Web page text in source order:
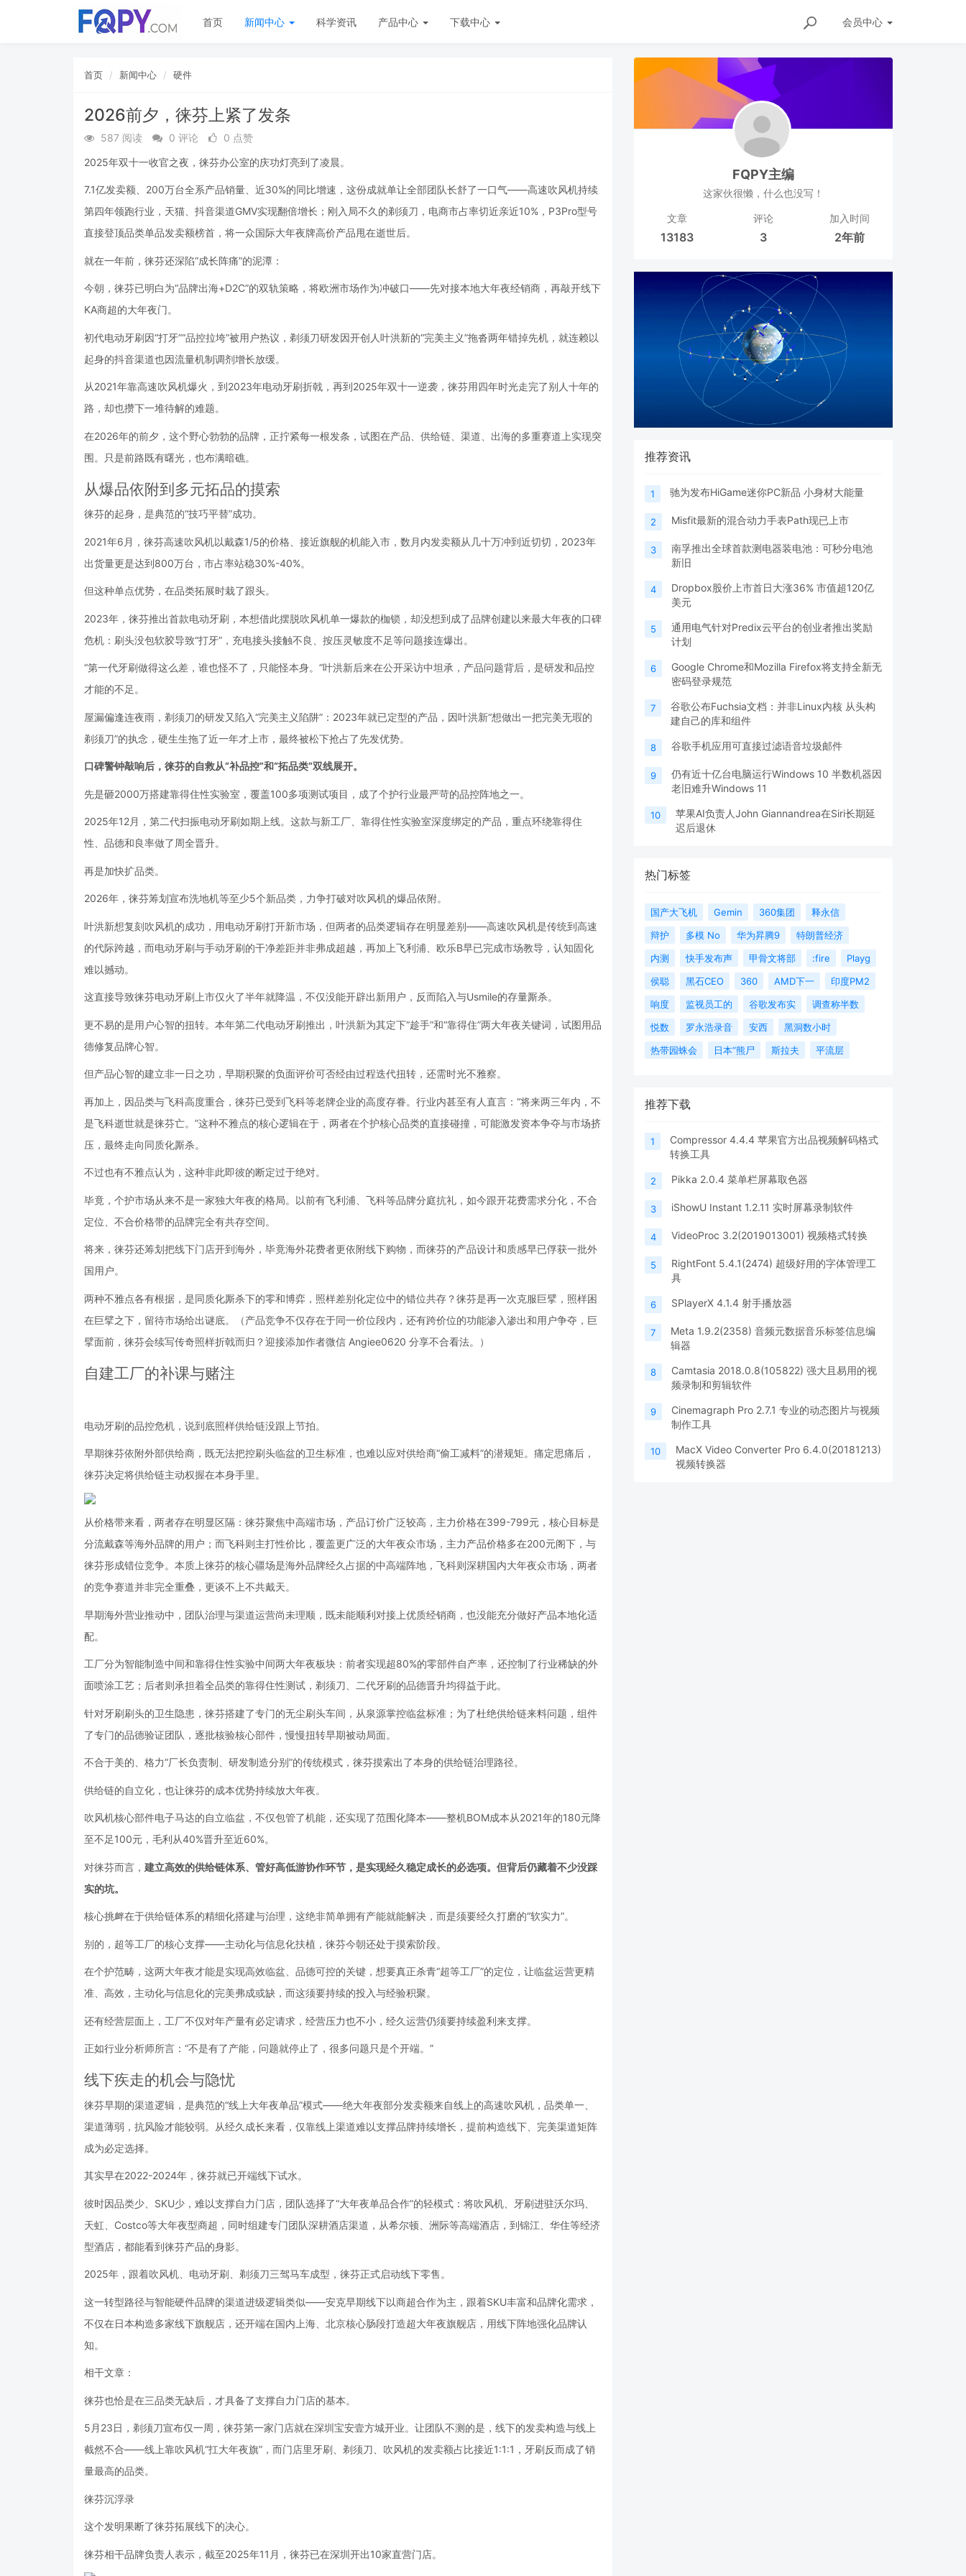
会员中心
首页 新闻中心 科学资讯 产品中心 下载中心
首页 新闻中心 硬件
2026前夕，徕芬上紧了发条
587 阅读 0 评论
0 点赞
2025年双十一收官之夜，徕芬办公室的庆功灯亮到了凌晨。
7.1亿发卖额、200万台全系产品销量、近30%的同比增速，这份成就单让全部团队长舒了一口气——高速吹风机持续
第四年领跑行业，天猫、抖音渠道GMV实现翻倍增长；刚入局不久的剃须刀，电商市占率切近亲近10%，P3Pro型号
直接登顶品类单品发卖额榜首，将一众国际大年夜牌高价产品甩在逝世后。
就在一年前，徕芬还深陷“成长阵痛”的泥潭：
今朝，徕芬已明白为“品牌出海+D2C”的双轨策略，将欧洲市场作为冲破口——先对接本地大年夜经销商，再敲开线下
KA商超的大年夜门。
初代电动牙刷因“打牙”“品控拉垮”被用户热议，剃须刀研发因开创人叶洪新的“完美主义”拖沓两年错掉先机，就连赖以
起身的抖音渠道也因流量机制调剂增长放缓。
从2021年靠高速吹风机爆火，到2023年电动牙刷折戟，再到2025年双十一逆袭，徕芬用四年时光走完了别人十年的
路，却也攒下一堆待解的难题。
在2026年的前夕，这个野心勃勃的品牌，正拧紧每一根发条，试图在产品、供给链、渠道、出海的多重赛道上实现突
围。只是前路既有曙光，也布满暗礁。
从爆品依附到多元拓品的摸索
徕芬的起身，是典范的“技巧平替”成功。
2021年6月，徕芬高速吹风机以戴森1/5的价格、接近旗舰的机能入市，数月内发卖额从几十万冲到近切切，2023年
出货量更是达到800万台，市占率站稳30%-40%。
但这种单点优势，在品类拓展时栽了跟头。
2023年，徕芬推出首款电动牙刷，本想借此摆脱吹风机单一爆款的枷锁，却没想到成了品牌创建以来最大年夜的口碑
危机：刷头没包软胶导致“打牙”，充电接头接触不良、按压灵敏度不足等问题接连爆出。
“第一代牙刷做得这么差，谁也怪不了，只能怪本身。”叶洪新后来在公开采访中坦承，产品问题背后，是研发和品控
才能的不足。
屋漏偏逢连夜雨，剃须刀的研发又陷入“完美主义陷阱”：2023年就已定型的产品，因叶洪新“想做出一把完美无瑕的
剃须刀”的执念，硬生生拖了近一年才上市，最终被松下抢占了先发优势。
口碑警钟敲响后，徕芬的自救从“补品控”和“拓品类”双线展开。
先是砸2000万搭建靠得住性实验室，覆盖100多项测试项目，成了个护行业最严苛的品控阵地之一。
2025年12月，第二代扫振电动牙刷如期上线。这款与新工厂、靠得住性实验室深度绑定的产品，重点环绕靠得住
性、品德和良率做了周全晋升。
再是加快扩品类。
2026年，徕芬筹划宣布洗地机等至少5个新品类，力争打破对吹风机的爆品依附。
叶洪新想复刻吹风机的成功，用电动牙刷打开新市场，但两者的品类逻辑存在明显差别——高速吹风机是传统到高速
的代际跨越，而电动牙刷与手动牙刷的干净差距并非弗成超越，再加上飞利浦、欧乐B早已完成市场教导，认知固化
难以撼动。
这直接导致徕芬电动牙刷上市仅火了半年就降温，不仅没能开辟出新用户，反而陷入与Usmile的存量厮杀。
更不易的是用户心智的扭转。本年第二代电动牙刷推出，叶洪新为其定下“趁手”和“靠得住”两大年夜关键词，试图用品
德修复品牌心智。
但产品心智的建立非一日之功，早期积聚的负面评价可否经由过程迭代扭转，还需时光不雅察。
再加上，因品类与飞科高度重合，徕芬已受到飞科等老牌企业的高度存眷。行业内甚至有人直言：“将来两三年内，不
是飞科逝世就是徕芬亡。”这种不雅点的核心逻辑在于，两者在个护核心品类的直接碰撞，可能激发资本争夺与市场挤
压，最终走向同质化厮杀。
不过也有不雅点认为，这种非此即彼的断定过于绝对。
毕竟，个护市场从来不是一家独大年夜的格局。以前有飞利浦、飞科等品牌分庭抗礼，如今跟开花费需求分化，不合
定位、不合价格带的品牌完全有共存空间。
将来，徕芬还筹划把线下门店开到海外，毕竟海外花费者更依附线下购物，而徕芬的产品设计和质感早已俘获一批外
国用户。
两种不雅点各有根据，是同质化厮杀下的零和博弈，照样差别化定位中的错位共存？徕芬是再一次克服巨擘，照样困
在巨擘之下，留待市场给出谜底。（产品竞争不仅存在于同一价位段内，还有跨价位的功能渗入渗出和用户争夺，巨
擘面前，徕芬会续写传奇照样折戟而归？迎接添加作者微信 Angiee0620 分享不合看法。）
自建工厂的补课与赌注
电动牙刷的品控危机，说到底照样供给链没跟上节拍。
早期徕芬依附外部供给商，既无法把控刷头临盆的卫生标准，也难以应对供给商“偷工减料”的潜规矩。痛定思痛后，
徕芬决定将供给链主动权握在本身手里。
从价格带来看，两者存在明显区隔：徕芬聚焦中高端市场，产品订价广泛较高，主力价格在399-799元，核心目标是
分流戴森等海外品牌的用户；而飞科则主打性价比，覆盖更广泛的大年夜众市场，主力产品价格多在200元阁下，与
徕芬形成错位竞争。本质上徕芬的核心疆场是海外品牌经久占据的中高端阵地，飞科则深耕国内大年夜众市场，两者
的竞争赛道并非完全重叠，更谈不上不共戴天。
早期海外营业推动中，团队治理与渠道运营尚未理顺，既未能顺利对接上优质经销商，也没能充分做好产品本地化适
配。
工厂分为智能制造中间和靠得住性实验中间两大年夜板块：前者实现超80%的零部件自产率，还控制了行业稀缺的外
面喷涂工艺；后者则承担着全品类的靠得住性测试，剃须刀、二代牙刷的品德晋升均得益于此。
针对牙刷刷头的卫生隐患，徕芬搭建了专门的无尘刷头车间，从泉源掌控临盆标准；为了杜绝供给链来料问题，组件
了专门的品德验证团队，逐批核验核心部件，慢慢扭转早期被动局面。
不合于美的、格力“厂长负责制、研发制造分别”的传统模式，徕芬摸索出了本身的供给链治理路径。
供给链的自立化，也让徕芬的成本优势持续放大年夜。
吹风机核心部件电子马达的自立临盆，不仅包管了机能，还实现了范围化降本——整机BOM成本从2021年的180元降
至不足100元，毛利从40%晋升至近60%。
对徕芬而言， 建立高效的供给链体系、管好高低游协作环节，是实现经久稳定成长的必选项。但背后仍藏着不少没踩
实的坑。
核心挑衅在于供给链体系的精细化搭建与治理，这绝非简单拥有产能就能解决，而是须要经久打磨的“软实力”。
别的，超等工厂的核心支撑——主动化与信息化扶植，徕芬今朝还处于摸索阶段。
在个护范畴，这两大年夜才能是实现高效临盆、品德可控的关键，想要真正杀青“超等工厂”的定位，让临盆运营更精
准、高效，主动化与信息化的完美弗成或缺，而这须要持续的投入与经验积聚。
还有经营层面上，工厂不仅对年产量有必定请求，经营压力也不小，经久运营仍须要持续盈利来支撑。
正如行业分析师所言：“不是有了产能，问题就停止了，很多问题只是个开端。”
线下疾走的机会与隐忧
徕芬早期的渠道逻辑，是典范的“线上大年夜单品”模式——绝大年夜部分发卖额来自线上的高速吹风机，品类单一、
渠道薄弱，抗风险才能较弱。从经久成长来看，仅靠线上渠道难以支撑品牌持续增长，提前构造线下、完美渠道矩阵
成为必定选择。
其实早在2022-2024年，徕芬就已开端线下试水。
彼时因品类少、SKU少，难以支撑自力门店，团队选择了“大年夜单品合作”的轻模式：将吹风机、牙刷进驻沃尔玛、
天虹、Costco等大年夜型商超，同时组建专门团队深耕酒店渠道，从希尔顿、洲际等高端酒店，到锦江、华住等经济
型酒店，都能看到徕芬产品的身影。
2025年，跟着吹风机、电动牙刷、剃须刀三驾马车成型，徕芬正式启动线下零售。
这一转型路径与智能硬件品牌的渠道进级逻辑类似——安克早期线下以商超合作为主，跟着SKU丰富和品牌化需求，
不仅在日本构造多家线下旗舰店，还开端在国内上海、北京核心肠段打造超大年夜旗舰店，用线下阵地强化品牌认
知。
相干文章：
徕芬也恰是在三品类无缺后，才具备了支撑自力门店的基本。
5月23日，剃须刀宣布仅一周，徕芬第一家门店就在深圳宝安壹方城开业。让团队不测的是，线下的发卖构造与线上
截然不合——线上靠吹风机“扛大年夜旗”，而门店里牙刷、剃须刀、吹风机的发卖额占比接近1:1:1，牙刷反而成了销
量最高的品类。
徕芬沉浮录
这个发明果断了徕芬拓展线下的决心。
徕芬相干品牌负责人表示，截至2025年11月，徕芬已在深圳开出10家直营门店。
FQPY主编
这家伙很懒，什么也没写！
文章
13183
评论
3
加入时间
2年前
推荐资讯
1 驰为发布HiGame迷你PC新品 小身材大能量
2 Misfit最新的混合动力手表Path现已上市
3
南孚推出全球首款测电器装电池：可秒分电池
新旧
4
Dropbox股价上市首日大涨36% 市值超120亿
美元
5
通用电气针对Predix云平台的创业者推出奖励
计划
6
Google Chrome和Mozilla Firefox将支持全新无
密码登录规范
7
谷歌公布Fuchsia文档：并非Linux内核 从头构
建自己的库和组件
8 谷歌手机应用可直接过滤语音垃圾邮件
9
仍有近十亿台电脑运行Windows 10 半数机器因
老旧难升Windows 11
10
苹果AI负责人John Giannandrea在Siri长期延
迟后退休
热门标签
国产大飞机 Gemin 360集团
释永信
辩护
多模 No 华为昇腾9
特朗普经济
内测
快手发布声 甲骨文将部 :fire
Playg
侯聪
黑石CEO 360 AMD下一
印度PM2
响度
监视员工的 谷歌发布实
调查称半数
悦数
罗永浩录音 安西
黑洞数小时
热带园蛛会
日本“熊尸 斯拉夫 平流层
推荐下载
1
Compressor 4.4.4 苹果官方出品视频解码格式
转换工具
2 Pikka 2.0.4 菜单栏屏幕取色器
3 iShowU Instant 1.2.11 实时屏幕录制软件
4 VideoProc 3.2(2019013001) 视频格式转换
5
RightFont 5.4.1(2474) 超级好用的字体管理工
具
6 SPlayerX 4.1.4 射手播放器
7
Meta 1.9.2(2358) 音频元数据音乐标签信息编
辑器
8
Camtasia 2018.0.8(105822) 强大且易用的视
频录制和剪辑软件
9
Cinemagraph Pro 2.7.1 专业的动态图片与视频
制作工具
10
MacX Video Converter Pro 6.4.0(20181213)
视频转换器